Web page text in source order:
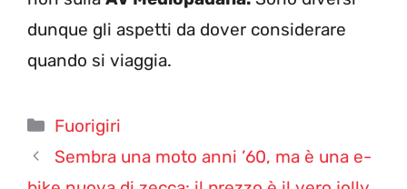
dunque gli aspetti da dover considerare
quando si viaggia.
Categorie
Fuorigiri
Sembra una moto anni ’60, ma è una e-